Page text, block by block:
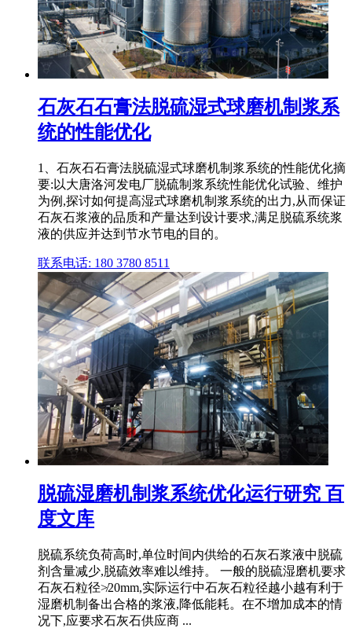
石灰石石膏法脱硫湿式球磨机制浆系
统的性能优化
1、石灰石石膏法脱硫湿式球磨机制浆系统的性能优化摘
要:以大唐洛河发电厂脱硫制浆系统性能优化试验、维护
为例,探讨如何提高湿式球磨机制浆系统的出力,从而保证
石灰石浆液的品质和产量达到设计要求,满足脱硫系统浆
液的供应并达到节水节电的目的。
联系电话: 180 3780 8511
脱硫湿磨机制浆系统优化运行研究 百
度文库
脱硫系统负荷高时,单位时间内供给的石灰石浆液中脱硫
剂含量减少,脱硫效率难以维持。 一般的脱硫湿磨机要求
石灰石粒径≯20mm,实际运行中石灰石粒径越小越有利于
湿磨机制备出合格的浆液,降低能耗。在不增加成本的情
况下,应要求石灰石供应商 ...